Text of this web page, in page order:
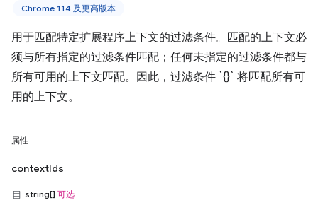
Chrome 114 及更高版本
用于匹配特定扩展程序上下文的过滤条件。匹配的上下文必
须与所有指定的过滤条件匹配；任何未指定的过滤条件都与
所有可用的上下文匹配。因此，过滤条件 `{}` 将匹配所有可
用的上下文。
属性
contextIds
string[] 可选